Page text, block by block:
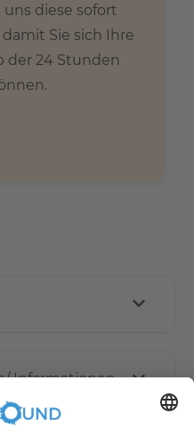
diese sofort
Sie sich Ihre
der 24 Stunden
Informationen